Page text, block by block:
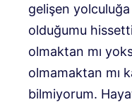
gelişen
olduğumu
olmaktan mı
olmamaktan mı
bilmiyorum.